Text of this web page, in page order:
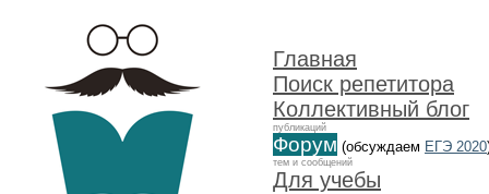
Главная
Поиск репетитора
Коллективный блог
публикаций
Форум (обсуждаем ЕГЭ 2020
тем и сообщений
Для учебы